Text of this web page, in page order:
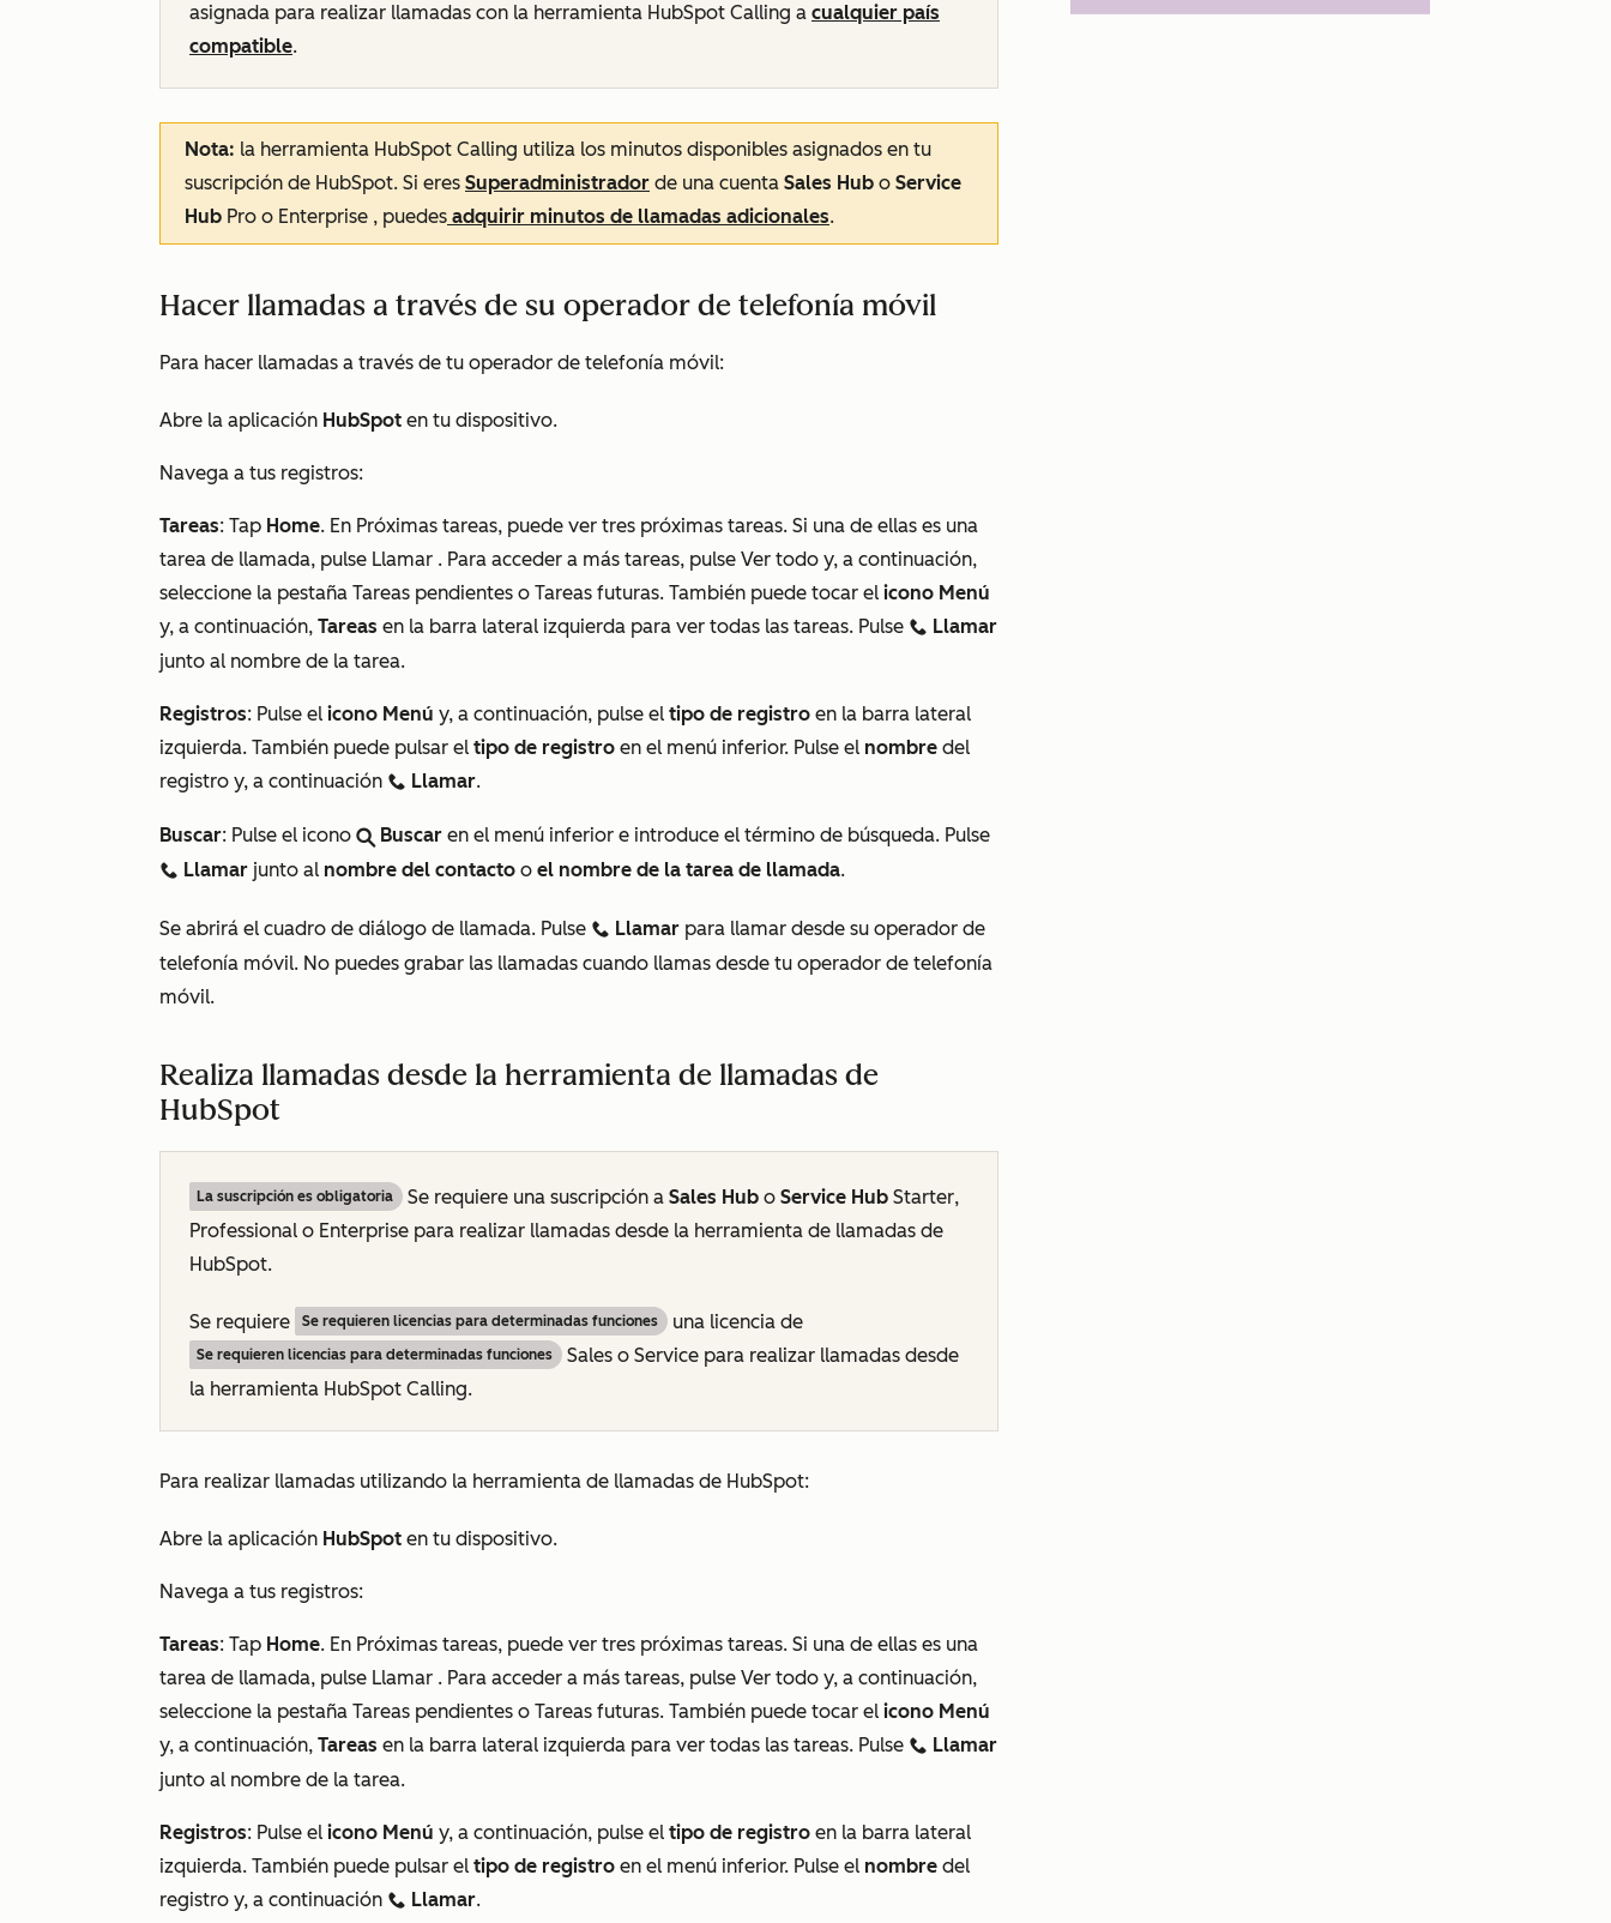
asignada para realizar llamadas con la herramienta HubSpot Calling a cualquier país
compatible.
Nota: la herramienta HubSpot Calling utiliza los minutos disponibles asignados en tu
suscripción de HubSpot. Si eres Superadministrador de una cuenta Sales Hub o Service
Hub Pro o Enterprise , puedes adquirir minutos de llamadas adicionales.
Hacer llamadas a través de su operador de telefonía móvil
Para hacer llamadas a través de tu operador de telefonía móvil:
Abre la aplicación HubSpot en tu dispositivo.
Navega a tus registros:
Tareas: Tap Home. En Próximas tareas, puede ver tres próximas tareas. Si una de ellas es una
tarea de llamada, pulse Llamar . Para acceder a más tareas, pulse Ver todo y, a continuación,
seleccione la pestaña Tareas pendientes o Tareas futuras. También puede tocar el icono Menú
y, a continuación, Tareas en la barra lateral izquierda para ver todas las tareas. Pulse calling Llamar
junto al nombre de la tarea.
Registros: Pulse el icono Menú y, a continuación, pulse el tipo de registro en la barra lateral
izquierda. También puede pulsar el tipo de registro en el menú inferior. Pulse el nombre del
registro y, a continuación calling Llamar.
Buscar: Pulse el icono search Buscar en el menú inferior e introduce el término de búsqueda. Pulse
calling Llamar junto al nombre del contacto o el nombre de la tarea de llamada.
Se abrirá el cuadro de diálogo de llamada. Pulse calling Llamar para llamar desde su operador de
telefonía móvil. No puedes grabar las llamadas cuando llamas desde tu operador de telefonía
móvil.
Realiza llamadas desde la herramienta de llamadas de
HubSpot
La suscripción es obligatoria Se requiere una suscripción a Sales Hub o Service Hub Starter,
Professional o Enterprise para realizar llamadas desde la herramienta de llamadas de
HubSpot.
Se requiere Se requieren licencias para determinadas funciones una licencia de
Se requieren licencias para determinadas funciones Sales o Service para realizar llamadas desde
la herramienta HubSpot Calling.
Para realizar llamadas utilizando la herramienta de llamadas de HubSpot:
Abre la aplicación HubSpot en tu dispositivo.
Navega a tus registros:
Tareas: Tap Home. En Próximas tareas, puede ver tres próximas tareas. Si una de ellas es una
tarea de llamada, pulse Llamar . Para acceder a más tareas, pulse Ver todo y, a continuación,
seleccione la pestaña Tareas pendientes o Tareas futuras. También puede tocar el icono Menú
y, a continuación, Tareas en la barra lateral izquierda para ver todas las tareas. Pulse calling Llamar
junto al nombre de la tarea.
Registros: Pulse el icono Menú y, a continuación, pulse el tipo de registro en la barra lateral
izquierda. También puede pulsar el tipo de registro en el menú inferior. Pulse el nombre del
registro y, a continuación calling Llamar.